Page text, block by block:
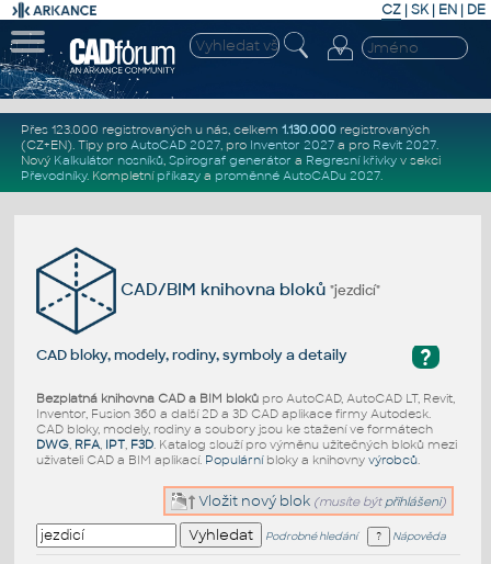
CZ | SK| EN | DE
Přes 123.000 registrovaných u nás, celkem 1.130.000registrovaných
(CZ+EN). Tipy pro AutoCAD 2027, pro Inventor 2027a pro Revit 2027.
Nový Kalkulátor nosníků, Spirograf generátor a Regresní křivkyv sekci
Převodníky. Kompletní příkazya proměnné AutoCADu 2027.
CAD/BIM knihovna bloků"jezdicí"
?
CAD bloky, modely, rodiny, symboly a detaily
Bezplatná knihovna CAD a BIM blokůpro AutoCAD, AutoCAD LT, Revit,
Inventor, Fusion 360 a další 2D a 3D CAD aplikace firmy Autodesk.
CAD bloky, modely, rodiny a soubory jsou ke stažení ve formátech
DWG, RFA, IPT, F3D. Katalog slouží pro výměnu užitečných bloků mezi
uživateli CAD a BIM aplikací. Populárníbloky a knihovny výrobců.
Vložit nový blok (musíte být přihlášeni)
Podrobné hledání Nápověda